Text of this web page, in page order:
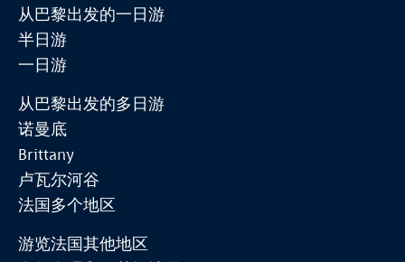
从巴黎出发的一日游
半日游
一日游
从巴黎出发的多日游
诺曼底
Brittany
卢瓦尔河谷
法国多个地区
游览法国其他地区